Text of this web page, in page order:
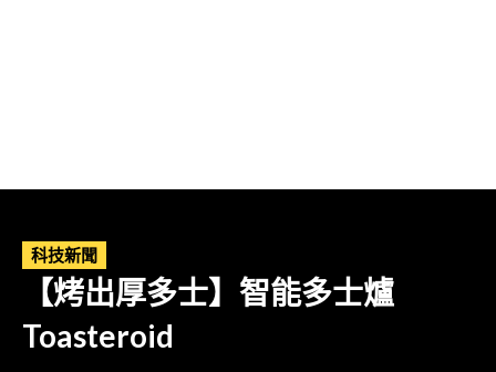
科技新聞
【烤出厚多士】智能多士爐
Toasteroid